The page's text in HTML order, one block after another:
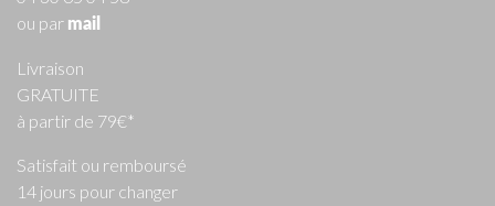
ou par mail
Livraison
GRATUITE
à partir de 79€*
Satisfait ou remboursé
14 jours pour changer